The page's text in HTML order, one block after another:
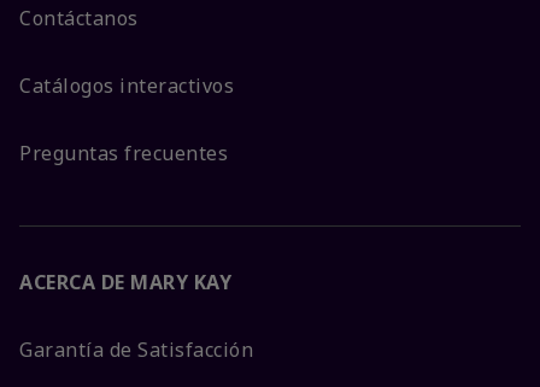
Contáctanos
Catálogos interactivos
Preguntas frecuentes
ACERCA DE MARY KAY
Garantía de Satisfacción